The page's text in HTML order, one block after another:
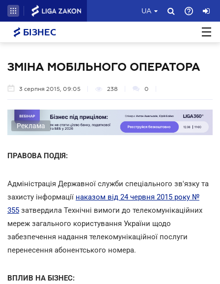
UA
БІЗНЕС
ЗМІНА МОБІЛЬНОГО ОПЕРАТОРА
3 серпня 2015, 09:05 238 0
Реклама
ПРАВОВА ПОДІЯ:
Адміністрація Державної служби спеціального зв'язку та
захисту інформації наказом від 24 червня 2015 року №
355 затвердила Технічні вимоги до телекомунікаційних
мереж загального користування України щодо
забезпечення надання телекомунікаційної послуги
перенесення абонентського номера.
ВПЛИВ НА БІЗНЕС: